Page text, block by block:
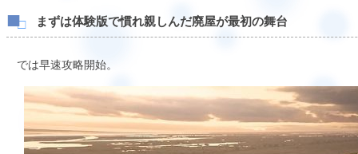
まずは体験版で慣れ親しんだ廃屋が最初の舞台
では早速攻略開始。